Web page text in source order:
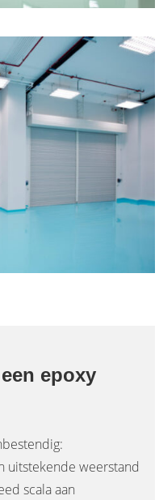
epoxy
uitstekende weerstand
scala aan